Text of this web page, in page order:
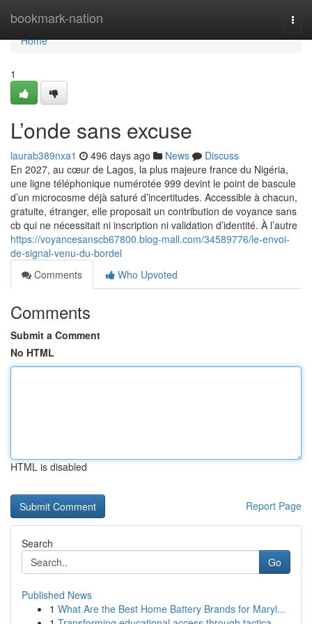
bookmark-nation
Home
Home
1
L’onde sans excuse
laurab389nxa1 496 days ago News
Discuss
En 2027, au cœur de Lagos, la plus majeure france du Nigéria,
une ligne téléphonique numérotée 999 devint le point de bascule
d’un microcosme déjà saturé d’incertitudes. Accessible à chacun,
gratuite, étranger, elle proposait un contribution de voyance sans
cb qui ne nécessitait ni inscription ni validation d’identité. À l’autre
https://voyancesanscb67800.blog-mall.com/34589776/le-envoi-
de-signal-venu-du-bordel
Comments
Who Upvoted
Comments
Submit a Comment
No HTML
HTML is disabled
Report Page
Search
Go
Published News
1 What Are the Best Home Battery Brands for Maryl...